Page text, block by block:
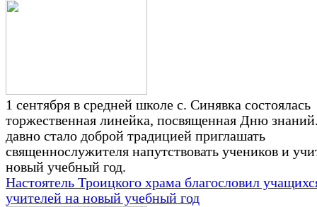
1 сентября в средней школе с. Синявка состоялась
торжественная линейка, посвященная Дню
давно стало доброй традицией приглашать
священнослужителя напутствовать учеников и
новый учебный год.
Настоятель Троицкого храма благословил
учителей на новый учебный год